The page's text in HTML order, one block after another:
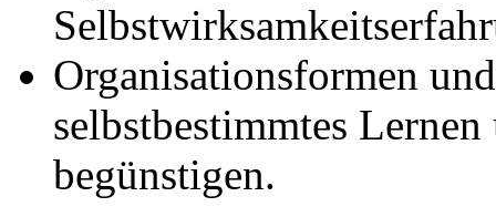
Organisationsformen
selbstbestimmtes
begünstigen.